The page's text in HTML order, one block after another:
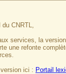
CNRTL,
services, la
une refonte
ici : Portail